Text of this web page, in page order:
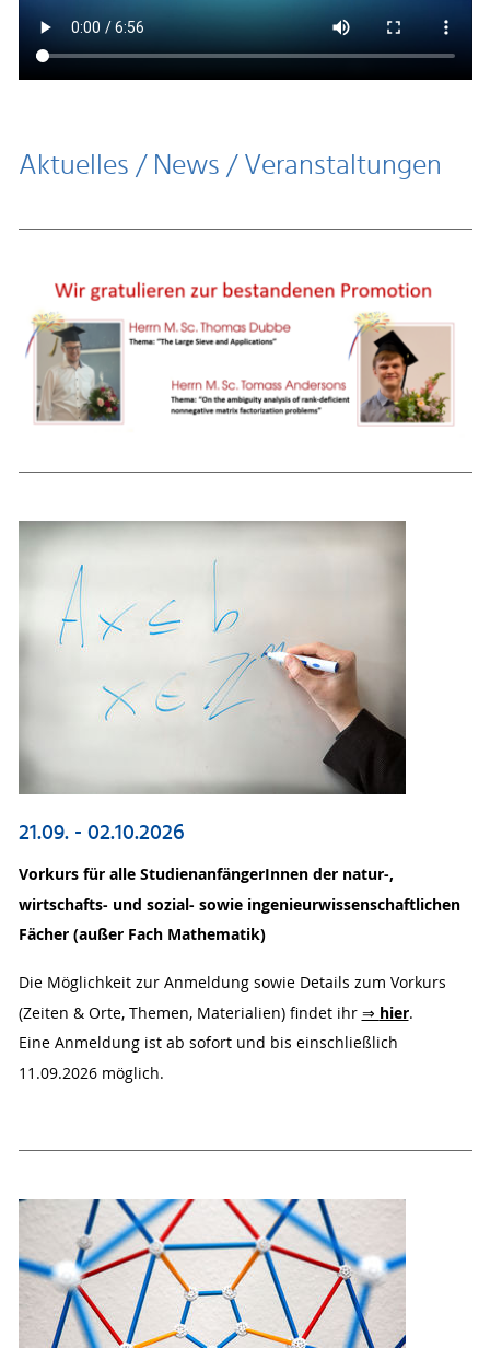
Aktuelles / News / Veranstaltungen
21.09. - 02.10.2026
Vorkurs für alle StudienanfängerInnen der natur-,
wirtschafts- und sozial- sowie ingenieurwissenschaftlichen
Fächer (außer Fach Mathematik)
Die Möglichkeit zur Anmeldung sowie Details zum Vorkurs
(Zeiten & Orte, Themen, Materialien) findet ihr ⇒ hier.
Eine Anmeldung ist ab sofort und bis einschließlich
11.09.2026 möglich.